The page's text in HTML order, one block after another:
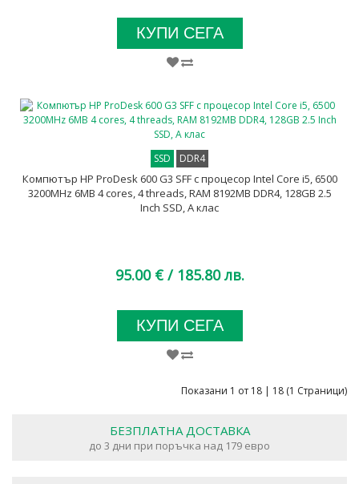
КУПИ СЕГА
SSD DDR4
Компютър HP ProDesk 600 G3 SFF с процесор Intel Core i5, 6500
3200MHz 6MB 4 cores, 4 threads, RAM 8192MB DDR4, 128GB 2.5
Inch SSD, A клас
95.00 € / 185.80 лв.
КУПИ СЕГА
Показани 1 от 18 | 18 (1 Страници)
БЕЗПЛАТНА ДОСТАВКА
до 3 дни при поръчка над 179 евро